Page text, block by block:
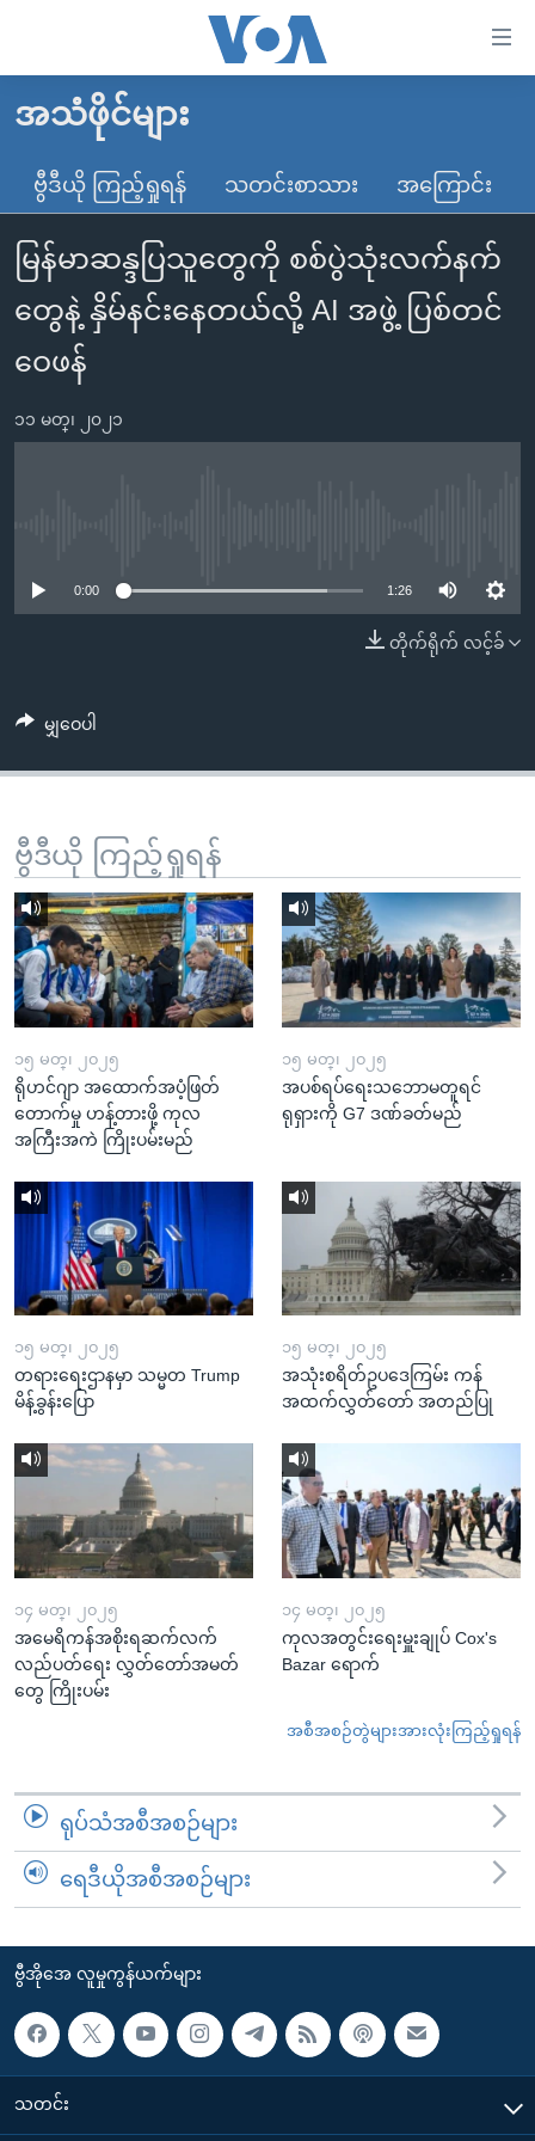
လွယ်ကူ
သည့်
Link
များ
ပင်မ
အကြောင်းအရာ
ကျော်
ကြည့်
ရှာဖွေ
နေရာ
သို့
ကျော်
ရန်
မူလစာမျက်နှာ
မြန်မာ
ကမ္ဘာ့သတင်းများ
နိုင်ငံတကာ
အမေရိကန်
တရုတ်
အစ္စရေး-ပါလက်စတိုင်း
ဗွီဒီယို
သတင်းလွတ်လပ်ခွင့်
ရပ်ဝန်းတခု လမ်းတခု အလွန်
အင်္ဂလိပ်စာလေ့လာမယ်
အမေရိကန်သုံးအီဒီယံ
အပတ်စဉ်ကဏ္ဍများ
အသံဖိုင်များ
ဗွီဒီယို ကြည့်ရှုရန် သတင်းစာသား အကြောင်း
မြန်မာဆန္ဒပြသူတွေကို စစ်ပွဲသုံးလက်နက်
တွေနဲ့ နှိမ်နင်းနေတယ်လို့ AI အဖွဲ့ ပြစ်တင်
ဝေဖန်
၁၁ မတ္၊ ၂၀၂၁
0:00 1:26
တိုက်ရိုက် လင့်ခ်
မျှဝေပါ
ဗွီဒီယို ကြည့်ရှုရန်
၁၅ မတ္၊ ၂၀၂၅
ရိုဟင်ဂျာ အထောက်အပံ့ဖြတ်
တောက်မှု ဟန့်တားဖို့ ကုလ
အကြီးအကဲ ကြိုးပမ်းမည်
၁၅ မတ္၊ ၂၀၂၅
အပစ်ရပ်ရေးသဘောမတူရင်
ရုရှားကို G7 ဒဏ်ခတ်မည်
၁၅ မတ္၊ ၂၀၂၅
တရားရေးဌာနမှာ သမ္မတ Trump
မိန့်ခွန်းပြော
၁၅ မတ္၊ ၂၀၂၅
အသုံးစရိတ်ဥပဒေကြမ်း ကန်
အထက်လွှတ်တော် အတည်ပြု
၁၄ မတ္၊ ၂၀၂၅
အမေရိကန်အစိုးရဆက်လက်
လည်ပတ်ရေး လွှတ်တော်အမတ်
တွေ ကြိုးပမ်း
၁၄ မတ္၊ ၂၀၂၅
ကုလအတွင်းရေးမှူးချုပ် Cox's
Bazar ရောက်
အစီအစဉ်တွဲများအားလုံးကြည့်ရှုရန်
ရုပ်သံအစီအစဉ်များ
ရေဒီယိုအစီအစဉ်များ
ဗွီအိုအေ လူမှုကွန်ယက်များ
သတင်း